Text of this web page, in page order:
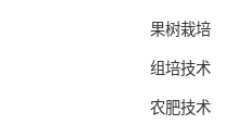
果树栽培
组培技术
农肥技术